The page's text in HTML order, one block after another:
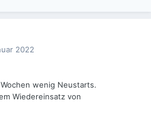
2022
wenig Neustarts.
Wiedereinsatz von